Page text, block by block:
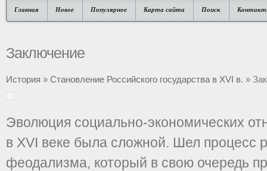
Главная Новое Популярное Карта сайта Поиск
Заключение
История » Становление Российского государства в XVI в. »
Эволюция социально-экономических
в XVI веке была сложной. Шел процесс
феодализма, который в свою очередь